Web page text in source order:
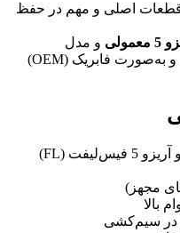
چپ آریزو 5 یکی از قطعات اصلی و مهم در حفظ
و مدل
طراحی شده و به‌صورت فابریک (OEM)
مجهز)
بالا
در سیم‌کشی